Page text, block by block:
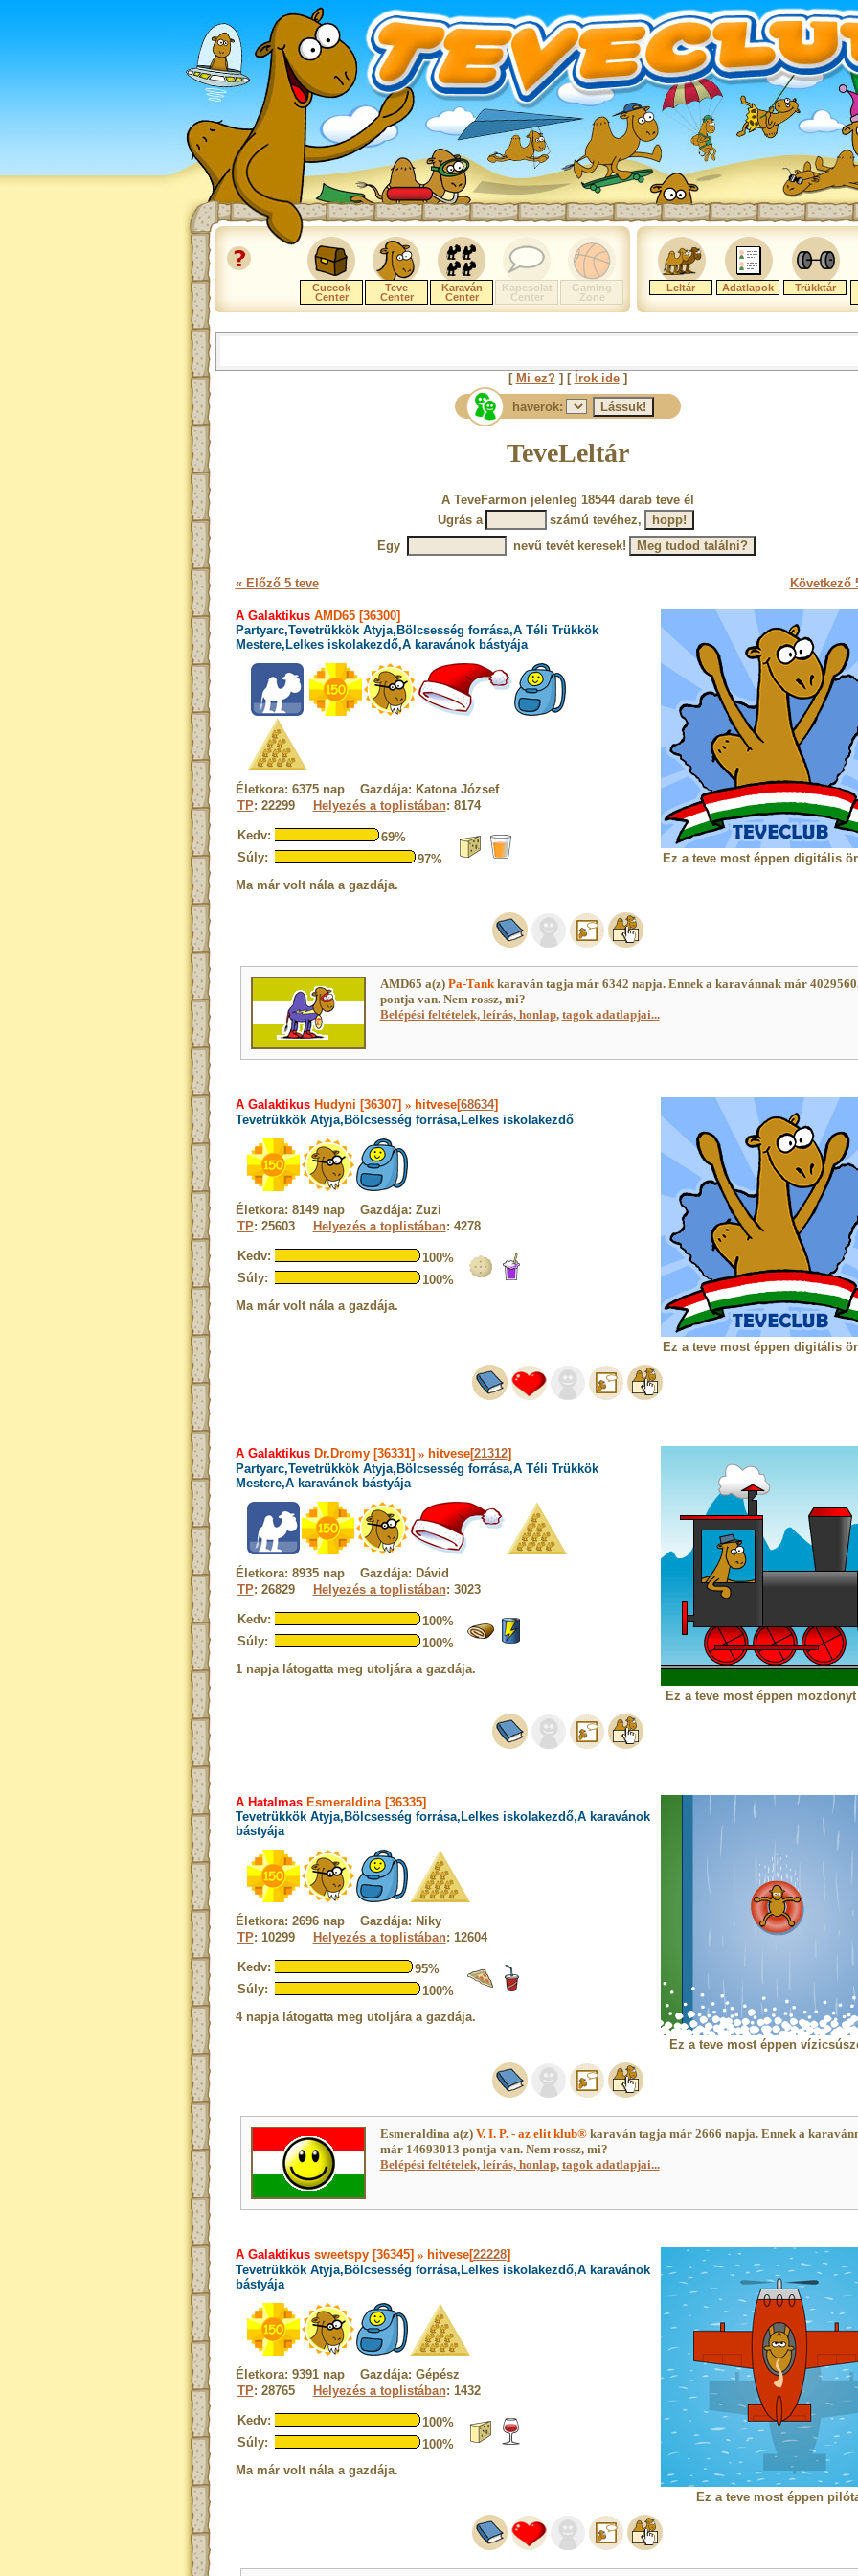
Cuccok
Center
Teve
Center
Karaván
Center
Kapcsolat
Center
Gaming
Zone
Leltár Adatlapok Trükktár
[ Mi ez?] [ Írok ide]
haverok:
TeveLeltár
A TeveFarmon jelenleg 18544 darab teve él
Ugrás a
számú tevéhez,
Egy
nevű tevét keresek!
« Előző 5 teve Következő
A GalaktikusAMD65 [36300]
Partyarc,Tevetrükkök Atyja,Bölcsesség forrása,A Téli Trükkök
Mestere,Lelkes iskolakezdő,A karavánok bástyája
Életkora: 6375 nap Gazdája: Katona József
TP: 22299 Helyezés a toplistában: 8174
Kedv:
69%
Súly:
97%
Ma már volt nála a gazdája.
Ez a teve most éppen digitális
AMD65 a(z) Pa-Tankkaraván tagja már 6342 napja. Ennek a karavánnak már
pontja van. Nem rossz, mi?
Belépési feltételek, leírás, honlap, tagok adatlapjai...
A GalaktikusHudyni [36307] » hitvese[68634]
Tevetrükkök Atyja,Bölcsesség forrása,Lelkes iskolakezdő
Életkora: 8149 nap Gazdája: Zuzi
TP: 25603 Helyezés a toplistában: 4278
Kedv:
100%
Súly:
100%
Ma már volt nála a gazdája.
Ez a teve most éppen digitális
A GalaktikusDr.Dromy [36331] » hitvese[21312]
Partyarc,Tevetrükkök Atyja,Bölcsesség forrása,A Téli Trükkök
Mestere,A karavánok bástyája
Életkora: 8935 nap Gazdája: Dávid
TP: 26829 Helyezés a toplistában: 3023
Kedv:
100%
Súly:
100%
1 napja látogatta meg utoljára a gazdája.
Ez a teve most éppen
A HatalmasEsmeraldina [36335]
Tevetrükkök Atyja,Bölcsesség forrása,Lelkes iskolakezdő,A karavánok
bástyája
Életkora: 2696 nap Gazdája: Niky
TP: 10299 Helyezés a toplistában: 12604
Kedv:
95%
Súly:
100%
4 napja látogatta meg utoljára a gazdája.
Ez a teve most éppen
Esmeraldina a(z) V. I. P. - az elit klub®karaván tagja már 2666 napja. Ennek a
már 14693013 pontja van. Nem rossz, mi?
Belépési feltételek, leírás, honlap, tagok adatlapjai...
A Galaktikussweetspy [36345] » hitvese[22228]
Tevetrükkök Atyja,Bölcsesség forrása,Lelkes iskolakezdő,A karavánok
bástyája
Életkora: 9391 nap Gazdája: Gépész
TP: 28765 Helyezés a toplistában: 1432
Kedv:
100%
Súly:
100%
Ma már volt nála a gazdája.
Ez a teve most éppen